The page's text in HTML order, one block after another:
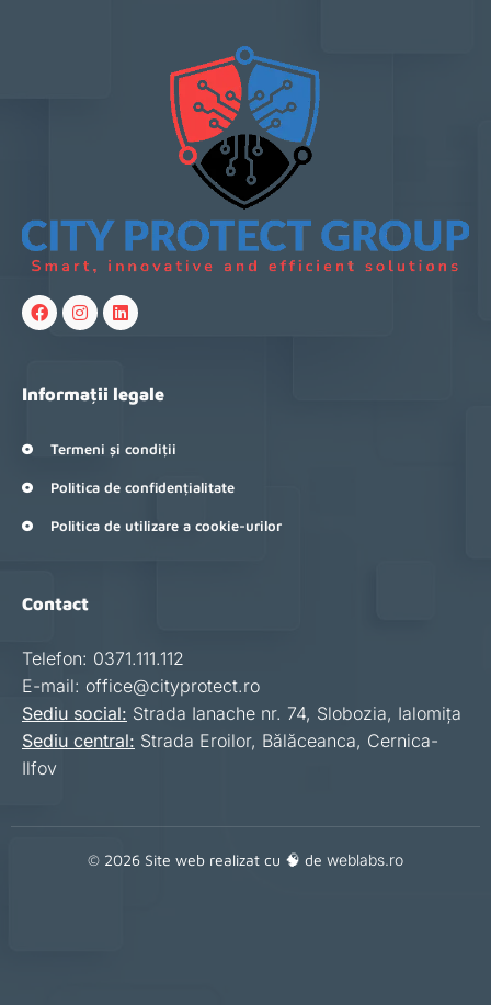
Informații legale
Termeni și condiții
Politica de confidențialitate
Politica de utilizare a cookie-urilor
Contact
Telefon: 0371.111.112
E-mail: office@cityprotect.ro
Sediu social: Strada Ianache nr. 74, Slobozia, Ialomița
Sediu central: Strada Eroilor, Bălăceanca, Cernica-
Ilfov
© 2026 Site web realizat cu 🧠 de weblabs.ro